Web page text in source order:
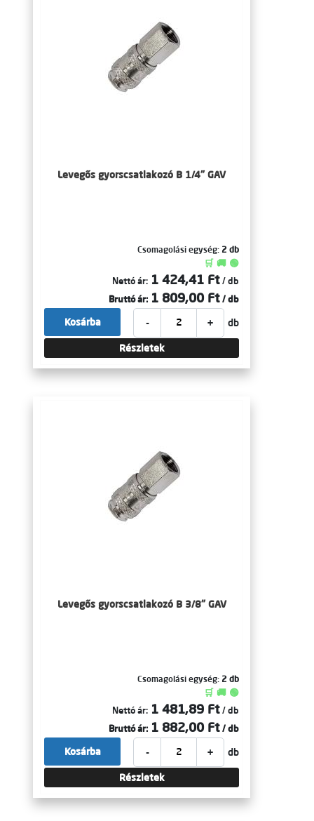
Levegős gyorscsatlakozó B 1/4" GAV
Csomagolási egység: 2 db
🛒 🚚 🟢
Nettó ár: 1 424,41 Ft / db
Bruttó ár: 1 809,00 Ft / db
- + db
Kosárba
Részletek
Levegős gyorscsatlakozó B 3/8" GAV
Csomagolási egység: 2 db
🛒 🚚 🟢
Nettó ár: 1 481,89 Ft / db
Bruttó ár: 1 882,00 Ft / db
- + db
Kosárba
Részletek